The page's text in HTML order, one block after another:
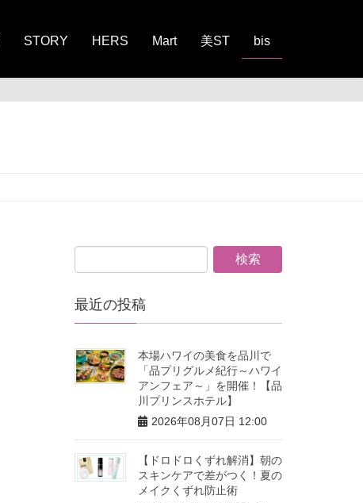
STORY HERS Mart 美ST bis
最近の投稿
本場ハワイの美食を品川で
「品プリグルメ紀行～ハワイ
アンフェア～」を開催！【品
川プリンスホテル】
2026年08月07日 12:00
【ドロドロくずれ解消】朝の
スキンケアで差がつく！夏の
メイクくずれ防止術